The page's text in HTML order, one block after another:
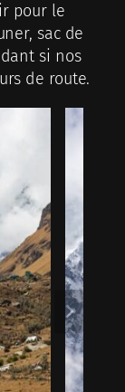
pour le
sac de
si nos
de route.